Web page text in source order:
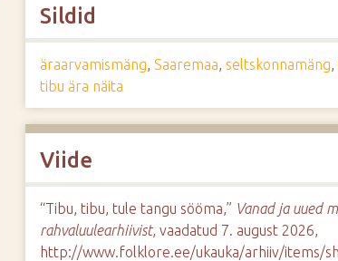
Sildid
äraarvamismäng, Saaremaa, seltskonnamäng,
tibu ära näita
Viide
“Tibu, tibu, tule tangu sööma,” Vanad ja uued
rahvaluulearhiivist, vaadatud 7. august 2026,
http://www.folklore.ee/ukauka/arhiiv/items/